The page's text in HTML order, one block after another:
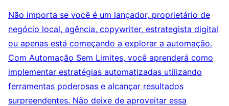
Não importa se você é um lançador, proprietário de
negócio local, agência, copywriter, estrategista digital
ou apenas está começando a explorar a automação.
Com Automação Sem Limites, você aprenderá como
implementar estratégias automatizadas utilizando
ferramentas poderosas e alcançar resultados
surpreendentes. Não deixe de aproveitar essa